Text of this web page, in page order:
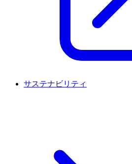
サステナビリティ